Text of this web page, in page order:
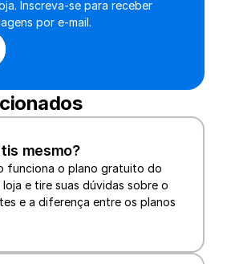
Inscreva-se para receber
por e-mail.
mesmo?
funciona o plano gratuito do
loja e tire suas dúvidas sobre o
e a diferença entre os planos